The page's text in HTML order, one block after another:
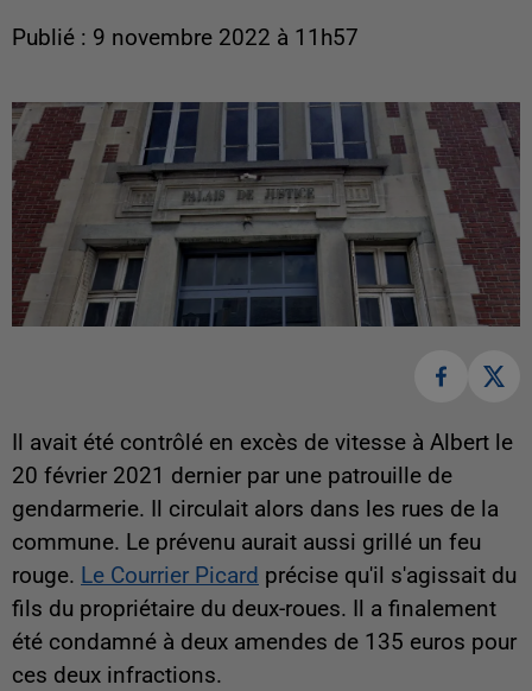
Publié : 9 novembre 2022 à 11h57
Il avait été contrôlé en excès de vitesse à Albert le
20 février 2021 dernier par une patrouille de
gendarmerie. Il circulait alors dans les rues de la
commune. Le prévenu aurait aussi grillé un feu
rouge. Le Courrier Picard précise qu'il s'agissait du
fils du propriétaire du deux-roues. Il a finalement
été condamné à deux amendes de 135 euros pour
ces deux infractions.